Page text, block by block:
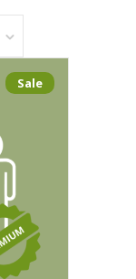
Sale